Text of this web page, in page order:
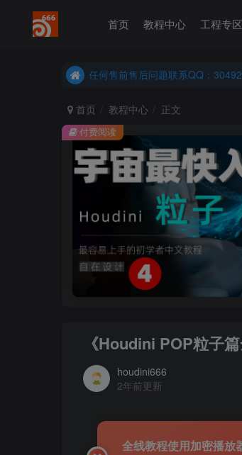
首页 教程中心 工程专区
任何售前售后问题联系QQ：
任何售前售后问题联系QQ：
首页 教程中心 正文
付费阅读
《Houdini POP粒
houdini666
2年前更新
全线教程使用加密播放